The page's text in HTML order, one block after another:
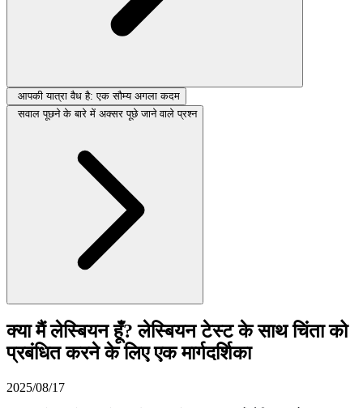
आपकी यात्रा वैध है: एक सौम्य अगला कदम
सवाल पूछने के बारे में अक्सर पूछे जाने वाले प्रश्न
क्या मैं लेस्बियन हूँ? लेस्बियन टेस्ट के साथ चिंता को
प्रबंधित करने के लिए एक मार्गदर्शिका
2025/08/17